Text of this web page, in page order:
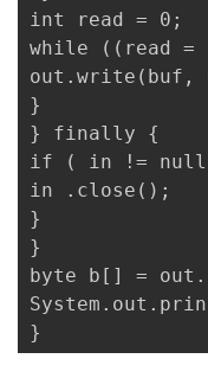
int read = 0;
while ((read =
out.write(buf,
}
} finally {
if ( in !=
in .close();
}
}
byte b[] =
}